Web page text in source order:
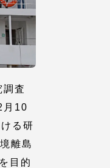
査
月10
る研
離島
目的